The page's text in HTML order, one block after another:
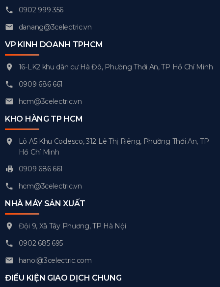
0902 999 356
danang@3celectric.vn
VP KINH DOANH TPHCM
16-LK2 khu dân cư Hà Đô, Phường Thới An, TP Hồ Chí Minh
0909 686 661
hcm@3celectric.vn
KHO HÀNG TP HCM
Lô A5 Khu Codesco, 312 Lê Thị Riêng, Phường Thới An, TP
Hồ Chí Minh
0909 686 661
hcm@3celectric.vn
NHÀ MÁY SẢN XUẤT
Đội 9, Xã Tây Phương, TP Hà Nội
0902 685 695
hanoi@3celectric.com
ĐIỀU KIỆN GIAO DỊCH CHUNG